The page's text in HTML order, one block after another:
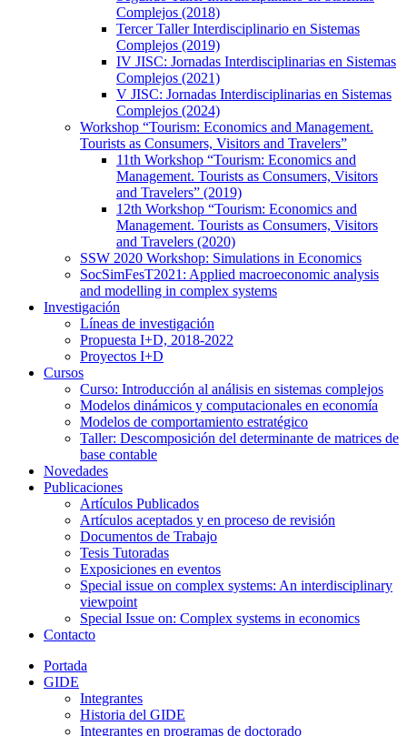
Complejos (2018)
Tercer Taller Interdisciplinario en Sistemas
Complejos (2019)
IV JISC: Jornadas Interdisciplinarias en Sistemas
Complejos (2021)
V JISC: Jornadas Interdisciplinarias en Sistemas
Complejos (2024)
Workshop “Tourism: Economics and Management.
Tourists as Consumers, Visitors and Travelers”
11th Workshop “Tourism: Economics and
Management. Tourists as Consumers, Visitors
and Travelers” (2019)
12th Workshop “Tourism: Economics and
Management. Tourists as Consumers, Visitors
and Travelers (2020)
SSW 2020 Workshop: Simulations in Economics
SocSimFesT2021: Applied macroeconomic analysis
and modelling in complex systems
Investigación
Líneas de investigación
Propuesta I+D, 2018-2022
Proyectos I+D
Cursos
Curso: Introducción al análisis en sistemas complejos
Modelos dinámicos y computacionales en economía
Modelos de comportamiento estratégico
Taller: Descomposición del determinante de matrices de
base contable
Novedades
Publicaciones
Artículos Publicados
Artículos aceptados y en proceso de revisión
Documentos de Trabajo
Tesis Tutoradas
Exposiciones en eventos
Special issue on complex systems: An interdisciplinary
viewpoint
Special Issue on: Complex systems in economics
Contacto
Portada
GIDE
Integrantes
Historia del GIDE
Integrantes en programas de doctorado